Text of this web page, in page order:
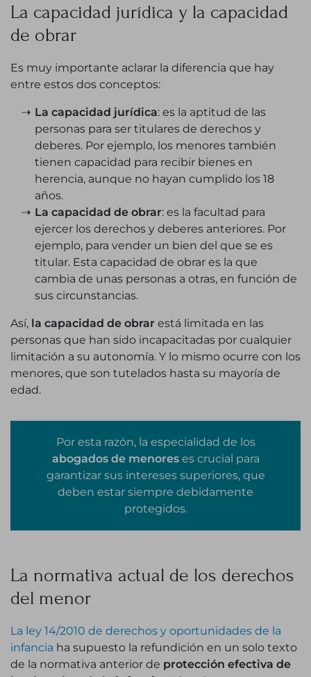
La capacidad jurídica y la capacidad
de obrar
Es muy importante aclarar la diferencia que hay
entre estos dos conceptos:
La capacidad jurídica: es la aptitud de las
personas para ser titulares de derechos y
deberes. Por ejemplo, los menores también
tienen capacidad para recibir bienes en
herencia, aunque no hayan cumplido los 18
años.
La capacidad de obrar: es la facultad para
ejercer los derechos y deberes anteriores. Por
ejemplo, para vender un bien del que se es
titular. Esta capacidad de obrar es la que
cambia de unas personas a otras, en función de
sus circunstancias.
Así, la capacidad de obrar está limitada en las
personas que han sido incapacitadas por cualquier
limitación a su autonomía. Y lo mismo ocurre con los
menores, que son tutelados hasta su mayoría de
edad.
Por esta razón, la especialidad de los
abogados de menoreses crucial para
garantizar sus intereses superiores, que
deben estar siempre debidamente
protegidos.
La normativa actual de los derechos
del menor
La ley 14/2010 de derechos y oportunidades de la
infancia ha supuesto la refundición en un solo texto
de la normativa anterior de protección efectiva de